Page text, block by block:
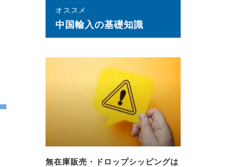
オススメ
中国輸⼊の基礎知識
無在庫販売・ドロップシッピングは